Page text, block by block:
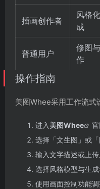
插画创作者
风格
成
普通用户
修图
作
操作指南
美图Whee采用工作流式
进入美图Whee
选择「文生图」或
输入文字描述或上
选择风格模型与生
使用画面控制功能